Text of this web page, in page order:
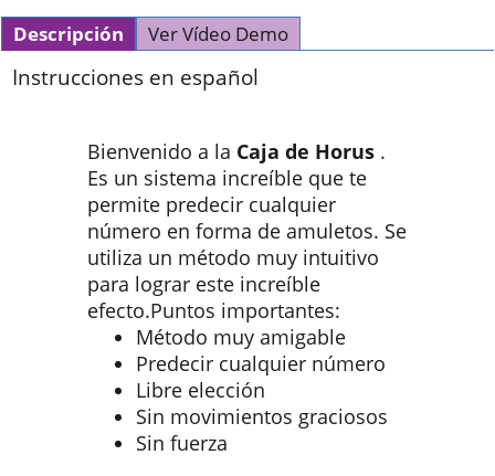
Descripción Ver Vídeo Demo
Instrucciones en español
Bienvenido a la Caja de Horus .
Es un sistema increíble que te
permite predecir cualquier
número en forma de amuletos. Se
utiliza un método muy intuitivo
para lograr este increíble
efecto.Puntos importantes:
Método muy amigable
Predecir cualquier número
Libre elección
Sin movimientos graciosos
Sin fuerza